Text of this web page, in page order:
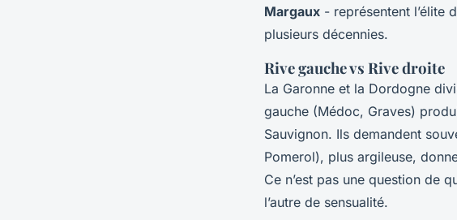
Margaux - représentent l’élite
plusieurs décennies.
Rive gauche vs Rive droite
La Garonne et la Dordogne
gauche (Médoc, Graves)
Sauvignon. Ils demandent
Pomerol), plus argileuse,
Ce n’est pas une question de
l’autre de sensualité.